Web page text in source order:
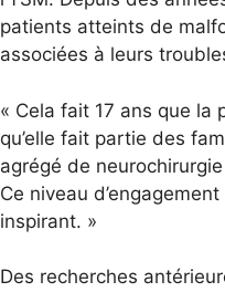
patients atteints de
associées à leurs
« Cela fait 17 ans que la
qu’elle fait partie des
agrégé de
Ce niveau
inspirant. »
Des recherches